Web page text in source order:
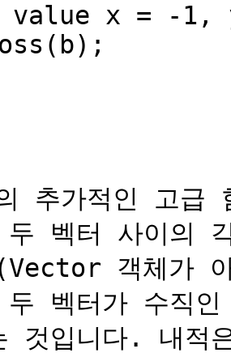
value x = -1,
추가적인 고급
벡터 사이의
객체가
벡터가 수직
것입니다. 내적